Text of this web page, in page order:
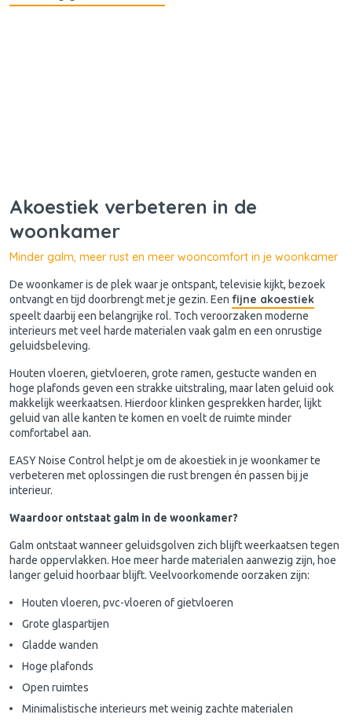
Akoestiek verbeteren in de
woonkamer
Minder galm, meer rust en meer wooncomfort in je woonkamer
De woonkamer is de plek waar je ontspant, televisie kijkt, bezoek
ontvangt en tijd doorbrengt met je gezin. Een fijne akoestiek
speelt daarbij een belangrijke rol. Toch veroorzaken moderne
interieurs met veel harde materialen vaak galm en een onrustige
geluidsbeleving.
Houten vloeren, gietvloeren, grote ramen, gestucte wanden en
hoge plafonds geven een strakke uitstraling, maar laten geluid ook
makkelijk weerkaatsen. Hierdoor klinken gesprekken harder, lijkt
geluid van alle kanten te komen en voelt de ruimte minder
comfortabel aan.
EASY Noise Control helpt je om de akoestiek in je woonkamer te
verbeteren met oplossingen die rust brengen én passen bij je
interieur.
Waardoor ontstaat galm in de woonkamer?
Galm ontstaat wanneer geluidsgolven zich blijft weerkaatsen tegen
harde oppervlakken. Hoe meer harde materialen aanwezig zijn, hoe
langer geluid hoorbaar blijft. Veelvoorkomende oorzaken zijn:
Houten vloeren, pvc-vloeren of gietvloeren
Grote glaspartijen
Gladde wanden
Hoge plafonds
Open ruimtes
Minimalistische interieurs met weinig zachte materialen